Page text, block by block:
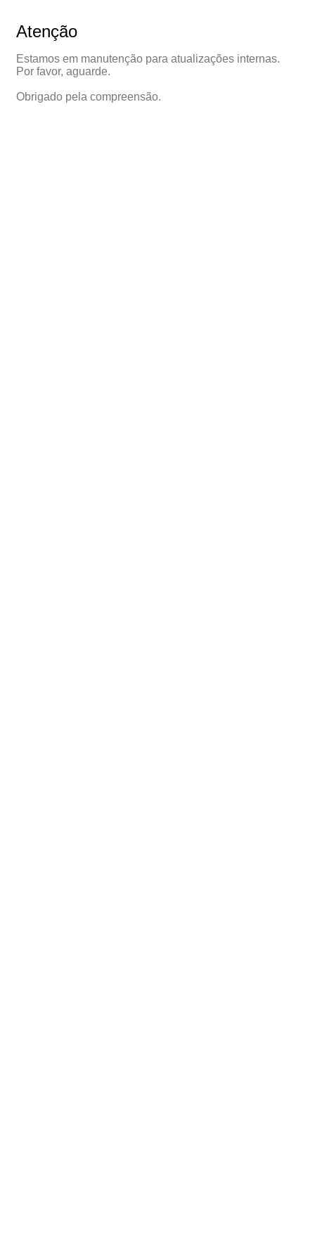
Atenção
Estamos em manutenção para atualizações internas.
Por favor, aguarde.
Obrigado pela compreensão.